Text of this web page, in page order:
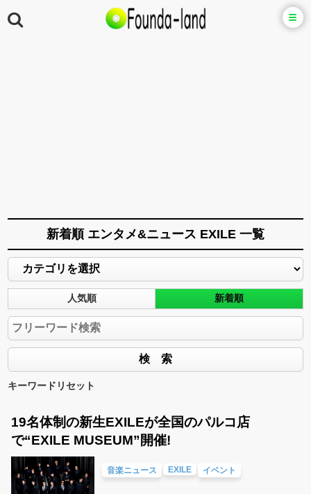
新着順 エンタメ&ニュース EXILE 一覧
人気順 新着順
キーワードリセット
19名体制の新生EXILEが全国のパルコ店
で“EXILE MUSEUM”開催!
音楽ニュース EXILE イベント